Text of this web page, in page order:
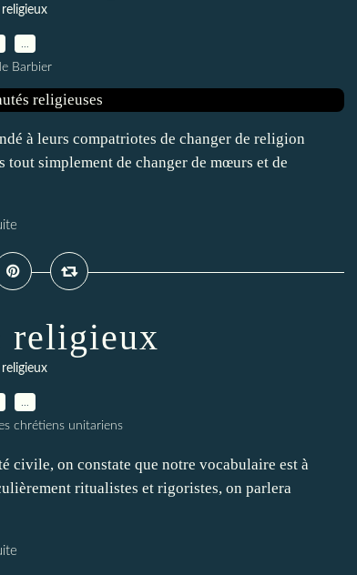
Barbier
à leurs compatriotes de changer de religion
tout simplement de changer de mœurs et de
religieux
chrétiens unitariens
civile, on constate que notre vocabulaire est à
ritualistes et rigoristes, on parlera